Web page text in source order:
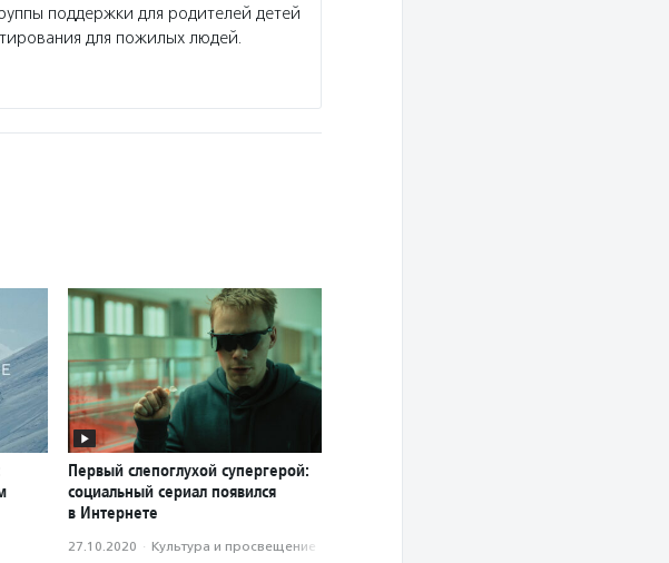
поддержки для родителей детей
для пожилых людей.
Первый слепоглухой супергерой:
социальный сериал появился
в Интернете
27.10.2020 · Культура и просвещение